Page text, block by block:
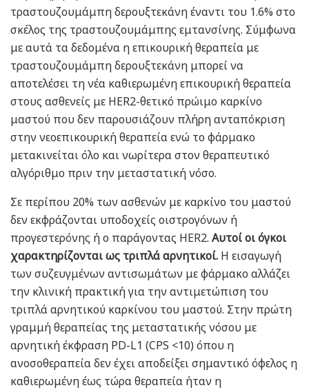
τραστουζουμάμπη δερουξτεκάνη έναντι του 1.6% στο
σκέλος της τραστουζουμάμπης εμτανσίνης. Σύμφωνα
με αυτά τα δεδομένα η επικουρική θεραπεία με
τραστουζουμάμπη δερουξτεκάνη μπορεί να
αποτελέσει τη νέα καθιερωμένη επικουρική θεραπεία
στους ασθενείς με HER2-θετικό πρώιμο καρκίνο
μαστού που δεν παρουσιάζουν πλήρη ανταπόκριση
στην νεοεπικουρική θεραπεία ενώ το φάρμακο
μετακινείται όλο και νωρίτερα στον θεραπευτικό
αλγόριθμο πριν την μεταστατική νόσο.
Σε περίπου 20% των ασθενών με καρκίνο του μαστού
δεν εκφράζονται υποδοχείς οιστρογόνων ή
προγεστερόνης ή ο παράγοντας HER2. Αυτοί οι όγκοι
χαρακτηρίζονται ως τριπλά αρνητικοί. Η εισαγωγή
των συζευγμένων αντισωμάτων με φάρμακο αλλάζει
την κλινική πρακτική για την αντιμετώπιση του
τριπλά αρνητικού καρκίνου του μαστού. Στην πρώτη
γραμμή θεραπείας της μεταστατικής νόσου με
αρνητική έκφραση PD-L1 (CPS <10) όπου η
ανοσοθεραπεία δεν έχει αποδείξει σημαντικό όφελος η
καθιερωμένη έως τώρα θεραπεία ήταν η